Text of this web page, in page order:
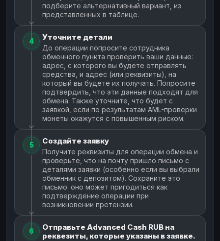
подберите альтернативный вариант, из
представленных в таблице.
4 Уточните детали
До операции попросите сотрудника
обменного пункта проверить ваши данные:
адрес, с которого вы будете отправлять
средства, и адрес (или реквизиты), на
который вы будете их получать. Попросите
подтвердить, что эти данные подходят для
обмена. Также уточните, что будет с
заявкой, если по результатам AML-проверки
монеты окажутся с повышенным риском.
5 Создайте заявку
Получите реквизиты для операции обмена и
проверьте, что на почту пришло письмо с
деталями заявки (особенно если вы выбрали
обменник с депозитом). Сохраните это
письмо: оно может пригодиться как
подтверждение операции при
возникновении претензии.
6
Отправьте Advanced Cash RUB на
реквезиты, которые указаны в заявке.